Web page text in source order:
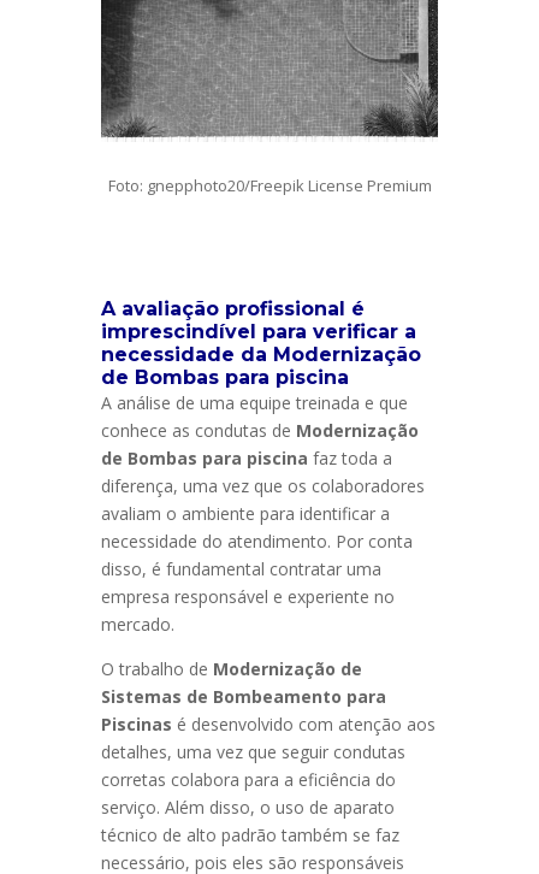
Foto: gnepphoto20/Freepik License Premium
A avaliação profissional é
imprescindível para verificar a
necessidade da Modernização
de Bombas para piscina
A análise de uma equipe treinada e que
conhece as condutas de Modernização
de Bombas para piscina faz toda a
diferença, uma vez que os colaboradores
avaliam o ambiente para identificar a
necessidade do atendimento. Por conta
disso, é fundamental contratar uma
empresa responsável e experiente no
mercado.
O trabalho de Modernização de
Sistemas de Bombeamento para
Piscinas é desenvolvido com atenção aos
detalhes, uma vez que seguir condutas
corretas colabora para a eficiência do
serviço. Além disso, o uso de aparato
técnico de alto padrão também se faz
necessário, pois eles são responsáveis